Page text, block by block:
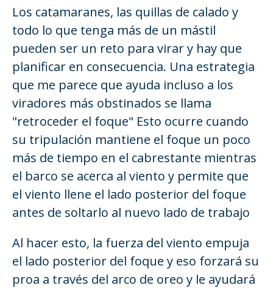
Los catamaranes, las quillas de calado y
todo lo que tenga más de un mástil
pueden ser un reto para virar y hay que
planificar en consecuencia. Una estrategia
que me parece que ayuda incluso a los
viradores más obstinados se llama
"retroceder el foque" Esto ocurre cuando
su tripulación mantiene el foque un poco
más de tiempo en el cabrestante mientras
el barco se acerca al viento y permite que
el viento llene el lado posterior del foque
antes de soltarlo al nuevo lado de trabajo
Al hacer esto, la fuerza del viento empuja
el lado posterior del foque y eso forzará su
proa a través del arco de oreo y le ayudará